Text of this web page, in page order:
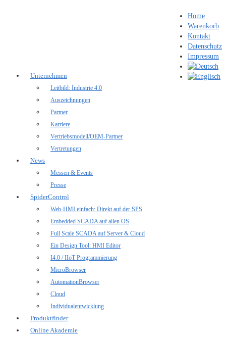
Home
Warenkorb
Kontakt
Datenschutz
Impressum
Unternehmen
Leitbild: Industrie 4.0
Auszeichnungen
Partner
Karriere
Vertriebsmodell/OEM-Partner
Vertretungen
News
Messen & Events
Presse
SpiderControl
Web-HMI einfach: Direkt auf der SPS
Embedded SCADA auf allen OS
Full Scale SCADA auf Server & Cloud
Ein Design Tool: HMI Editor
I4.0 / IIoT Programmierung
MicroBrowser
AutomationBrowser
Cloud
Individualentwicklung
Produktfinder
Online Akademie